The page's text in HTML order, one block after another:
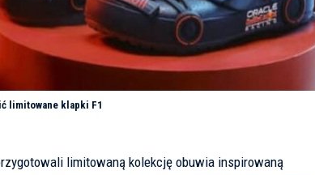
limitowane klapki F1
limitowaną kolekcję obuwia inspirowaną